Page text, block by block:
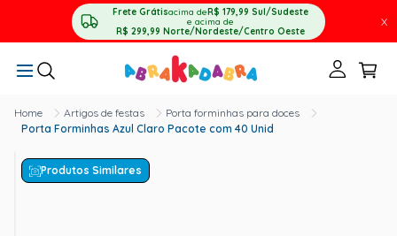
Frete Grátisacima deR$ 179,99 Sul/Sudeste
e acima de
R$ 299,99 Norte/Nordeste/Centro Oeste
X
Artigos de festas
Porta forminhas para doces
Porta Forminhas Azul Claro Pacote com 40 Unid
Produtos Similares